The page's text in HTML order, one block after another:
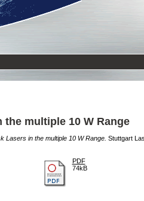
the multiple 10 W Range
Lasers in the multiple 10 W Range. Stuttgart
PDF
74kB